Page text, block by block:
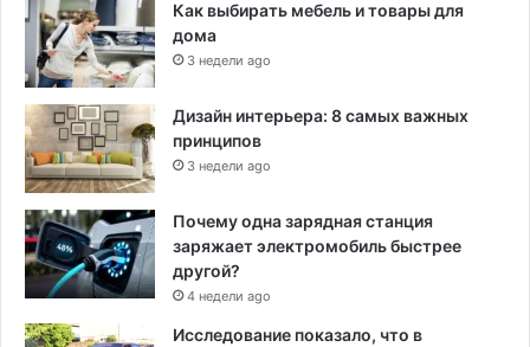
Как выбирать мебель и товары для
дома
3 недели ago
Дизайн интерьера: 8 самых важных
принципов
3 недели ago
Почему одна зарядная станция
заряжает электромобиль быстрее
другой?
4 недели ago
Исследование показало, что в